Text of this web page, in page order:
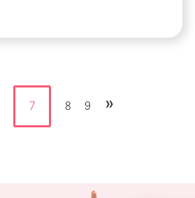
7 8 9 »